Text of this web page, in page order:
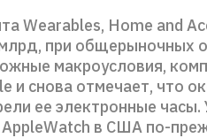
Wearables, Home and
при общерыночных
макроусловия,
и снова отмечает, что
ее электронные
в США по-